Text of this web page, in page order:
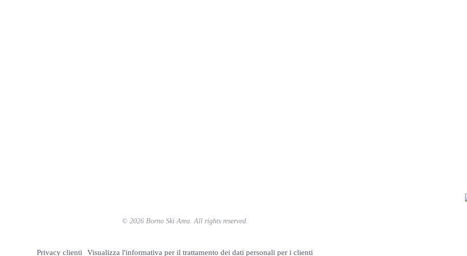
© 2026Borno Ski Area. All rights reserved.
Privacy clienti Visualizza l'informativa per il trattamento dei dati personali per i clienti